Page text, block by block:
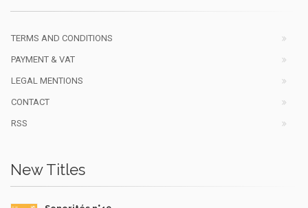
TERMS AND CONDITIONS
PAYMENT & VAT
LEGAL MENTIONS
CONTACT
RSS
New Titles